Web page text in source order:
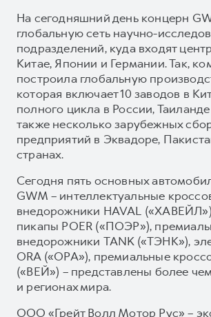
На сегодняшний день концерн
глобальную сеть научно-
подразделений, куда входят
Китае, Японии и Германии. Так,
построила глобальную
которая включает 10 заводов в
полного цикла в России,
также несколько зарубежных
предприятий в Эквадоре,
странах.
Сегодня пять основных
GWM – интеллектуальные
внедорожники HAVAL
пикапы POER («ПОЭР»),
внедорожники TANK («ТЭНК»),
ORA («ОРА»), премиальные
(«ВЕЙ») – представлены более чем
и регионах мира.
ООО «Грейт Волл Мотор Рус» –